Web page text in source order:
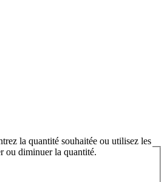
la quantité souhaitée ou utilisez les
ou diminuer la quantité.